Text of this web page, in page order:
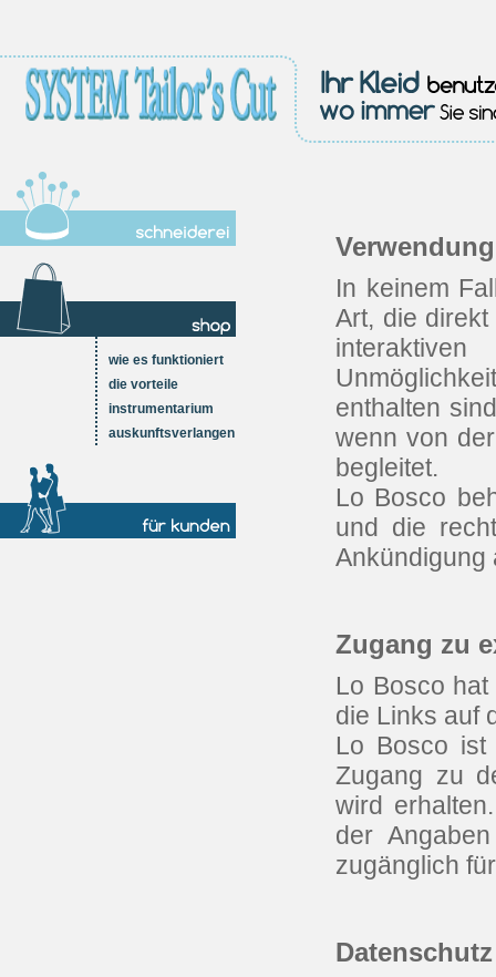
wie es funktioniert
die vorteile
instrumentarium
auskunftsverlangen
In keinem
Art, die
enthalten
wenn von
begleitet.
Lo Bosco
und die
Ankündigung
Zugang zu
Lo Bosco
die Links auf
Lo Bosco ist
Zugang zu
wird
der
zugänglich
Datenschutz